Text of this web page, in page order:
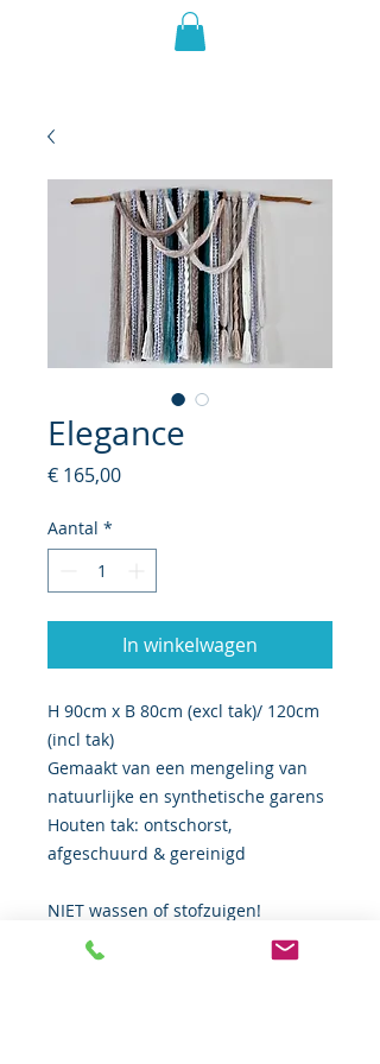
Elegance
€ 165,00Prijs
Aantal *
In winkelwagen
H 90cm x B 80cm (excl tak)/ 120cm
(incl tak)
Gemaakt van een mengeling van
natuurlijke en synthetische garens
Houten tak: ontschorst,
afgeschuurd & gereinigd
NIET wassen of stofzuigen!
LET OP: Dit item kan niet worden